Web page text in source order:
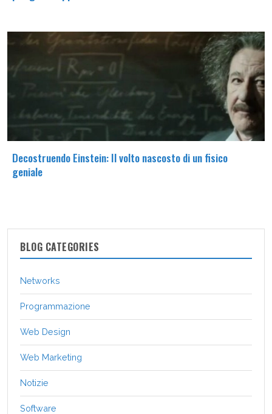
Decostruendo Einstein: Il volto nascosto di un fisico
geniale
BLOG CATEGORIES
Networks
Programmazione
Web Design
Web Marketing
Notizie
Software